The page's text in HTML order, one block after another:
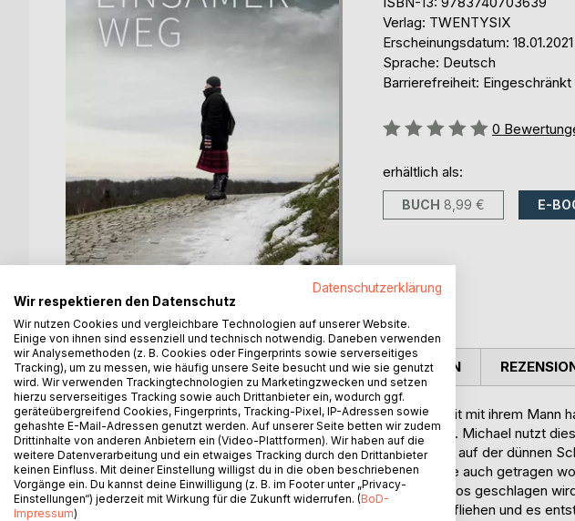
Verlag: TWENTYSIX
Erscheinungsdatum: 18.01.2021
Sprache: Deutsch
Barrierefreiheit: Eingeschränkt
Bewertung::
0
erhältlich als:
BUCH 8,99 € E-
BESCHREIBUNG
Irmi, Michaels Frau geht, weil sie Meinungsverschiedenheit mit ihrem Mann
mit dem nächsten Zug nach Köln zu ihrer Mutter zu fahren. Michael nutzt
den Wald in Augarten zu machen. Dabei sieht er eine Spur auf der dünnen
Kartoffelsack von zwei Personen geschleift oder teilweise auch getragen
die Michael eindringt und mit einem Holzknüppel bewusstlos geschlagen
und die Hütte von außen in Brand gesteckt. Michael kann fliehen und es
AUTOR/IN PRESSESTIMMEN
Datenschutzerklärung
Wir respektieren den Datenschutz
Wir nutzen Cookies und vergleichbare Technologien auf unserer Website.
Einige von ihnen sind essenziell und technisch notwendig. Daneben verwenden
wir Analysemethoden (z. B. Cookies oder Fingerprints sowie serverseitiges
Tracking), um zu messen, wie häufig unsere Seite besucht und wie sie genutzt
wird. Wir verwenden Trackingtechnologien zu Marketingzwecken und setzen
hierzu serverseitiges Tracking sowie auch Drittanbieter ein, wodurch ggf.
geräteübergreifend Cookies, Fingerprints, Tracking-Pixel, IP-Adressen sowie
gehashte E-Mail-Adressen genutzt werden. Auf unserer Seite betten wir zudem
Drittinhalte von anderen Anbietern ein (Video-Plattformen). Wir haben auf die
weitere Datenverarbeitung und ein etwaiges Tracking durch den Drittanbieter
keinen Einfluss. Mit deiner Einstellung willigst du in die oben beschriebenen
Vorgänge ein. Du kannst deine Einwilligung (z. B. im Footer unter „Privacy-
Einstellungen“) jederzeit mit Wirkung für die Zukunft widerrufen. (BoD-
Impressum)